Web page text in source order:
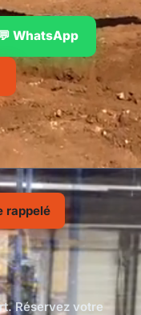
💬 WhatsApp
rappelé
Réservez votre